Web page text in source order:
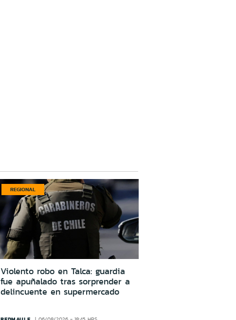
REGIONAL
Violento robo en Talca: guardia
fue apuñalado tras sorprender a
delincuente en supermercado